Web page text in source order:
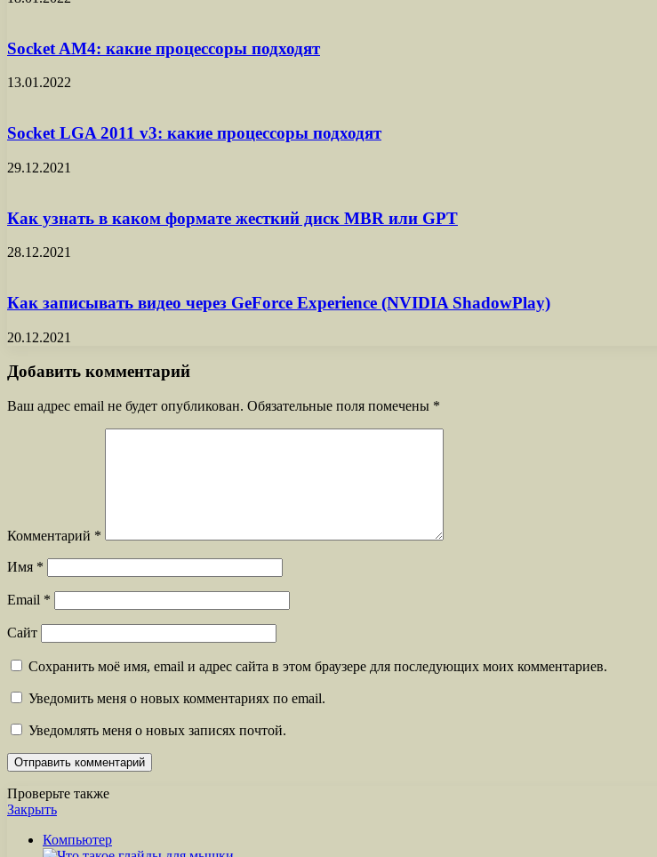
Socket AM4: какие процессоры подходят
13.01.2022
Socket LGA 2011 v3: какие процессоры подходят
29.12.2021
Как узнать в каком формате жесткий диск MBR или GPT
28.12.2021
Как записывать видео через GeForce Experience (NVIDIA ShadowPlay)
20.12.2021
Добавить комментарий
Ваш адрес email не будет опубликован. Обязательные поля помечены *
Комментарий *
Имя *
Email *
Сайт
Сохранить моё имя, email и адрес сайта в этом браузере для последующих моих комментариев.
Уведомить меня о новых комментариях по email.
Уведомлять меня о новых записях почтой.
Проверьте также
Закрыть
Компьютер